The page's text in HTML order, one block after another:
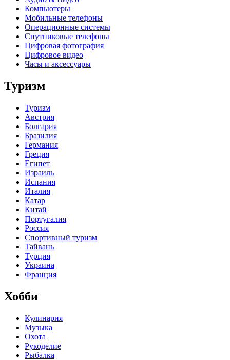
Компьютеры
Мобильные телефоны
Операционные системы
Спутниковые телефоны
Цифровая фотография
Цифровое видео
Часы и аксессуары
Туризм
Туризм
Австрия
Болгария
Бразилия
Германия
Греция
Египет
Израиль
Испания
Италия
Катар
Китай
Португалия
Россия
Спортивный туризм
Тайвань
Турция
Украина
Франция
Хобби
Кулинария
Музыка
Охота
Рукоделие
Рыбалка